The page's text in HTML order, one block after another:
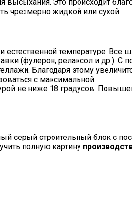
Это происходит
чрезмерно жидкой или сухой.
естественной температуре. Все
(фулерон, релаксол и др.). С
Благодаря этому
с максимальной
не ниже 18 градусов.
серый строительный блок с
полную картину